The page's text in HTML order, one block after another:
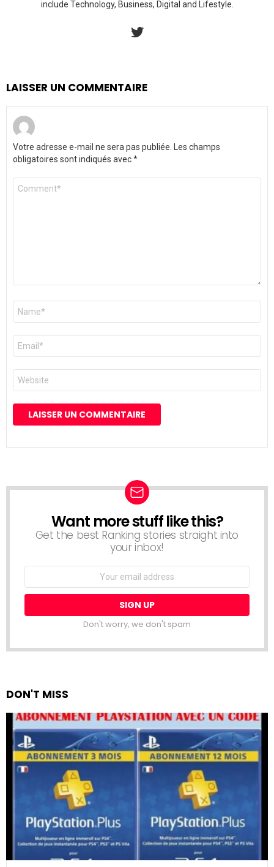
include Technology, Business, Digital and Lifestyle.
LAISSER UN COMMENTAIRE
Votre adresse e-mail ne sera pas publiée.
Les champs
obligatoires sont indiqués avec*
Commentaire
Nom
E-
mail
*
Site
web
NEWSLETTER
Want more stuff like this?
Get the best Ranking stories straight into
your inbox!
Email
Don't worry, we don't spam
DON'T MISS